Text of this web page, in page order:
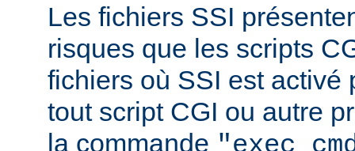
Les fichiers SSI
risques que les scripts
fichiers où SSI est activé
tout script CGI ou autre
la commande